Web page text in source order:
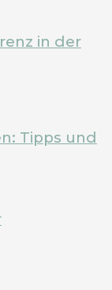
in der
Tipps und